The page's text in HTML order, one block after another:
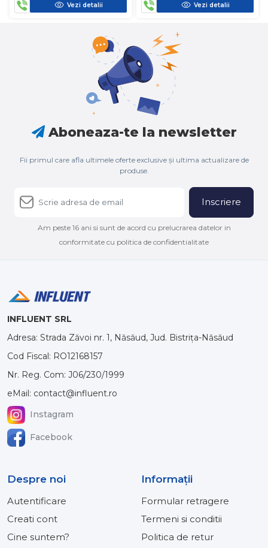
Vezi detalii Vezi detalii
Aboneaza-te la newsletter
Fii primul care afla ultimele oferte exclusive și ultima actualizare de
produse.
Inscriere
Am peste 16 ani si sunt de acord cu prelucrarea datelor in
conformitate cu politica de confidentialitate
INFLUENT SRL
Adresa: Strada Zăvoi nr. 1, Năsăud, Jud. Bistrița-Năsăud
Cod Fiscal: RO12168157
Nr. Reg. Com: J06/230/1999
eMail: contact@influent.ro
Instagram
Facebook
Despre noi
Autentificare
Creati cont
Cine suntem?
Informaţii
Formular retragere
Termeni si conditii
Politica de retur